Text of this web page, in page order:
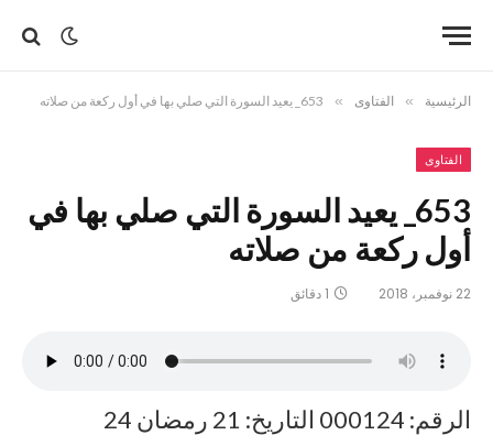
الرئيسية » الفتاوى » 653_ يعيد السورة التي صلي بها في أول ركعة من صلاته
الفتاوى
653_ يعيد السورة التي صلي بها في
أول ركعة من صلاته
22 نوفمبر، 2018 1 دقائق
الرقم: 000124 التاريخ: 21 رمضان 24